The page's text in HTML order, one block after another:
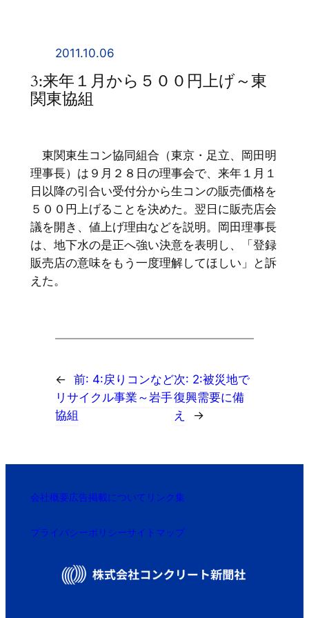
2011.10.06
3:来年１月から５００円上げ～東
関東協組
東関東生コン協同組合（東京・足立、岡田明
理事長）は９月２８日の理事会で、来年１月１
日以降の引合い受付分から生コンの販売価格を
５００円上げることを決めた。翌日に販売店会
議を開き、値上げ理由などを説明。岡田理事長
は、地下水の是正へ強い決意を表明し、「登録
販売店の意味をもう一度理解してほしい」と訴
えた。
← 前: 4:戻りコンなど
リサイクル事業～岩手
協組
次: 2:被災地で
復興需要に備
え
→
会社概要広告掲載について リンク集
プライバシーポリシーサイトマップ